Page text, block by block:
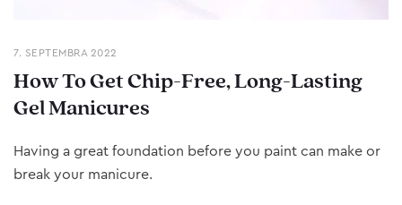
7. SEPTEMBRA 2022
How To Get Chip-Free, Long-Lasting
Gel Manicures
Having a great foundation before you paint can make or
break your manicure.